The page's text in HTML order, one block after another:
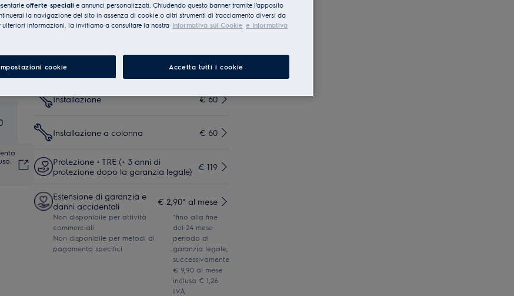
Consegna al piano (in circa
5-7 giorni lavorativi)
€ 35 Incluso
(consegna in 5-7 giorni
lavorativi)
Installazione € 60
Installazione a colonna € 60
Protezione + TRE (+ 3 anni di
protezione dopo la garanzia legale)
€ 119
Estensione di garanzia e
danni accidentali
€ 2,90* al mese
Non disponibile per attività
commerciali
Non disponibile per metodi di
pagamento specifici
*fino alla fine
del 24 mese
periodo di
garanzia legale,
successivamente
€ 9,90 al mese
inclusa € 1,26
IVA
offerte speciali e annunci personalizzati. Chiudendo questo banner tramite l’apposito
la navigazione del sito in assenza di cookie o altri strumenti di tracciamento diversi da
ulteriori informazioni, la invitiamo a consultare la nostra Informativa sui Cookie e Informativa
cookie Accetta tutti i cookie